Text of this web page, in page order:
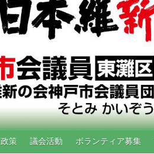
政策 議会活動 ボランティア募集